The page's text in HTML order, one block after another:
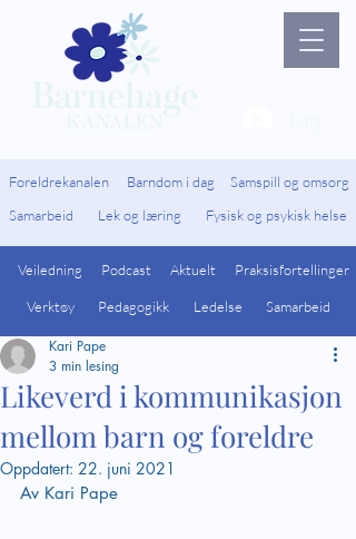
Foreldrekanalen Barndom i dag
Samspill og omsorg
Samarbeid
Lek og læring Fysisk og psykisk helse
Veiledning
Verktøy
Podcast
Pedagogikk
Aktuelt Praksisfortellinger
Ledelse Samarbeid
Likeverd i kommunikasjon
mellom barn og foreldre
Kari Pape
3 min lesing
Oppdatert: 22. juni 2021
Av Kari Pape